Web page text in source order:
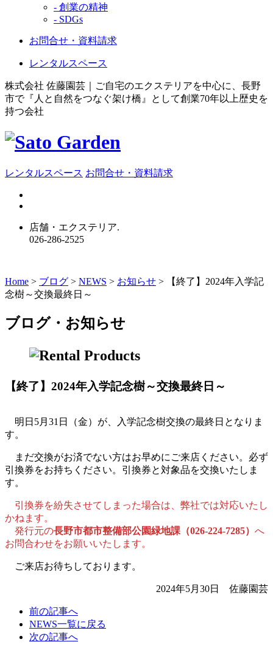
- 創業の精神
- SDGs
お問合せ・資料請求
レンタルスペース
株式会社 佐藤園芸｜ご自宅のエクステリアを中心に、長野
市で『人と自然をつなぐ架け橋』として創業70年以上歴史を
持つ会社
レンタルスペース お問合せ・資料請求
店舗・エクステリア.
026-286-2525
Home > ブログ > NEWS > お知らせ >
【終了】2024年入学記
念樹～交換最終日～
ブログ・お知らせ
【終了】2024年入学記念樹～交換最終日～
明日5月31日（金）が、入学記念樹交換の最終日となりま
す。
まだ交換がお済でない方はお早めにご来店ください。必ず
引換券をお持ちください。引換券と対象品を交換いたしま
す。
引換券を紛失させてしまった場合は、弊社では対応いたし
かねます。
発行元の長野市都市整備部公園緑地課（026-224-7285） へ
お問合わせをお願いいたします。
ご来店お待ちしております。
2024年5月30日 佐藤園芸
前の記事へ
NEWS一覧に 戻る
次の記事へ